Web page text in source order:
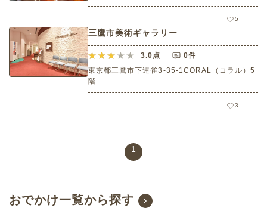
5
三鷹市美術ギャラリー
3.0点
0件
東京都三鷹市下連雀3-35-1CORAL（コラル）5
階
3
1
おでかけ一覧から探す